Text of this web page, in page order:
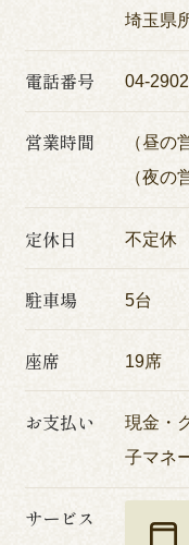
埼玉県
電話番号 04-
営業時間
（昼の
（夜の
定休日 不定休
駐車場 5台
座席 19席
お支払い
現金・
子マネ
サービス